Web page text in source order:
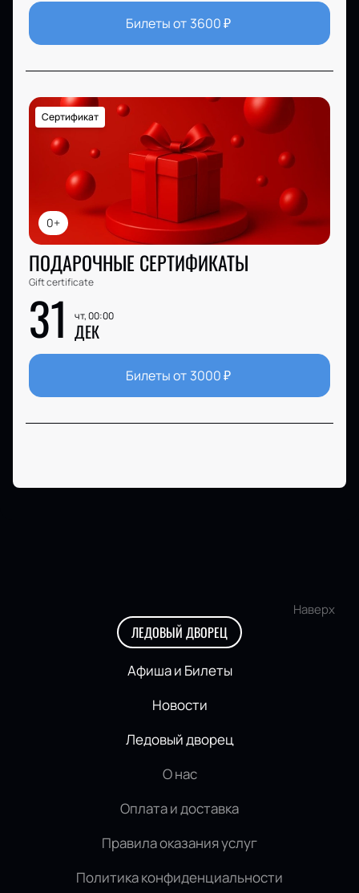
Билеты от 3600₽
0+
Сертификат
ПОДАРОЧНЫЕ СЕРТИФИКАТЫ
Gift certificate
31 чт, 00:00
ДЕК
Билеты от 3000₽
Наверх
ЛЕДОВЫЙ ДВОРЕЦ
Афиша и Билеты
Новости
Ледовый дворец
О нас
Оплата и доставка
Правила оказания услуг
Политика конфиденциальности